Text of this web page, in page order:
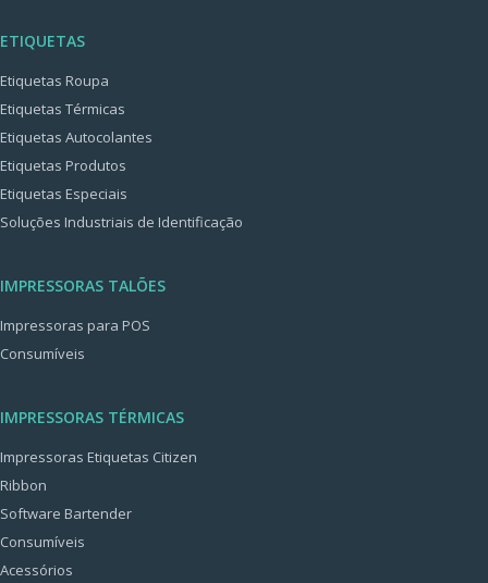
ETIQUETAS
Etiquetas Roupa
Etiquetas Térmicas
Etiquetas Autocolantes
Etiquetas Produtos
Etiquetas Especiais
Soluções Industriais de Identificação
IMPRESSORAS TALÕES
Impressoras para POS
Consumíveis
IMPRESSORAS TÉRMICAS
Impressoras Etiquetas Citizen
Ribbon
Software Bartender
Consumíveis
Acessórios